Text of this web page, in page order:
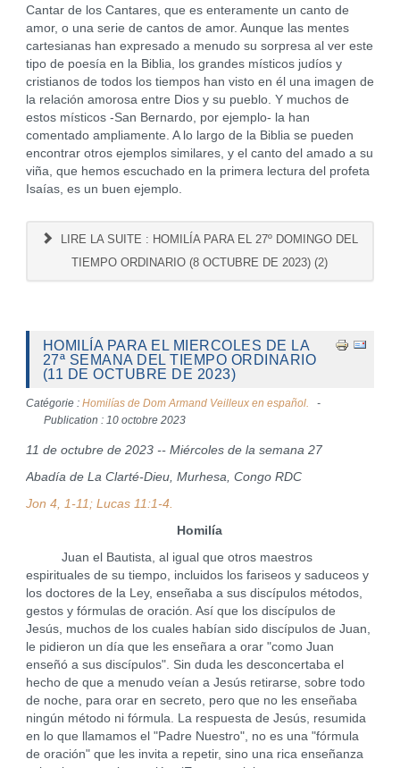
Cantar de los Cantares, que es enteramente un canto de
amor, o una serie de cantos de amor. Aunque las mentes
cartesianas han expresado a menudo su sorpresa al ver este
tipo de poesía en la Biblia, los grandes místicos judíos y
cristianos de todos los tiempos han visto en él una imagen de
la relación amorosa entre Dios y su pueblo. Y muchos de
estos místicos -San Bernardo, por ejemplo- la han
comentado ampliamente. A lo largo de la Biblia se pueden
encontrar otros ejemplos similares, y el canto del amado a su
viña, que hemos escuchado en la primera lectura del profeta
Isaías, es un buen ejemplo.
LIRE LA SUITE : HOMILÍA PARA EL 27º DOMINGO DEL
TIEMPO ORDINARIO (8 OCTUBRE DE 2023) (2)
HOMILÍA PARA EL MIERCOLES DE LA
27ª SEMANA DEL TIEMPO ORDINARIO
(11 DE OCTUBRE DE 2023)
Catégorie : Homilías de Dom Armand Veilleux en español.
Publication : 10 octobre 2023
11 de octubre de 2023 -- Miércoles de la semana 27
Abadía de La Clarté-Dieu, Murhesa, Congo RDC
Jon 4, 1-11; Lucas 11:1-4.
Homilía
Juan el Bautista, al igual que otros maestros
espirituales de su tiempo, incluidos los fariseos y saduceos y
los doctores de la Ley, enseñaba a sus discípulos métodos,
gestos y fórmulas de oración. Así que los discípulos de
Jesús, muchos de los cuales habían sido discípulos de Juan,
le pidieron un día que les enseñara a orar "como Juan
enseñó a sus discípulos". Sin duda les desconcertaba el
hecho de que a menudo veían a Jesús retirarse, sobre todo
de noche, para orar en secreto, pero que no les enseñaba
ningún método ni fórmula. La respuesta de Jesús, resumida
en lo que llamamos el "Padre Nuestro", no es una "fórmula
de oración" que les invita a repetir, sino una rica enseñanza